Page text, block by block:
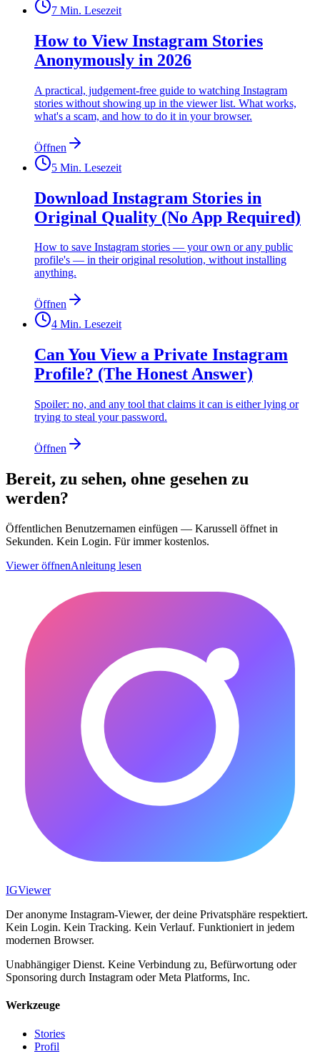
7 Min. Lesezeit
How to View Instagram Stories
Anonymously in 2026
A practical, judgement-free guide to watching Instagram
stories without showing up in the viewer list. What works,
what's a scam, and how to do it in your browser.
Öffnen
5 Min. Lesezeit
Download Instagram Stories in
Original Quality (No App Required)
How to save Instagram stories — your own or any public
profile's — in their original resolution, without installing
anything.
Öffnen
4 Min. Lesezeit
Can You View a Private Instagram
Profile? (The Honest Answer)
Spoiler: no, and any tool that claims it can is either lying or
trying to steal your password.
Öffnen
Bereit, zu sehen, ohne gesehen zu
werden?
Öffentlichen Benutzernamen einfügen — Karussell öffnet in
Sekunden. Kein Login. Für immer kostenlos.
Viewer öffnenAnleitung lesen
IGViewer
Der anonyme Instagram-Viewer, der deine Privatsphäre respektiert.
Kein Login. Kein Tracking. Kein Verlauf. Funktioniert in jedem
modernen Browser.
Unabhängiger Dienst. Keine Verbindung zu, Befürwortung oder
Sponsoring durch Instagram oder Meta Platforms, Inc.
Werkzeuge
Stories
Profil